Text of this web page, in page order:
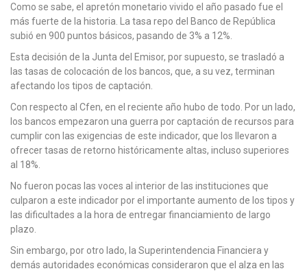
Como se sabe, el apretón monetario vivido el año pasado fue el
más fuerte de la historia. La tasa repo del Banco de República
subió en 900 puntos básicos, pasando de 3% a 12%.
Esta decisión de la Junta del Emisor, por supuesto, se trasladó a
las tasas de colocación de los bancos, que, a su vez, terminan
afectando los tipos de captación.
Con respecto al Cfen, en el reciente año hubo de todo. Por un lado,
los bancos empezaron una guerra por captación de recursos para
cumplir con las exigencias de este indicador, que los llevaron a
ofrecer tasas de retorno históricamente altas, incluso superiores
al 18%.
No fueron pocas las voces al interior de las instituciones que
culparon a este indicador por el importante aumento de los tipos y
las dificultades a la hora de entregar financiamiento de largo
plazo.
Sin embargo, por otro lado, la Superintendencia Financiera y
demás autoridades económicas consideraron que el alza en las